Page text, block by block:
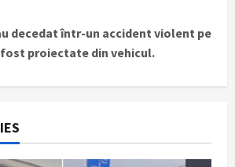
decedat într-un accident violent pe
fost proiectate din vehicul.